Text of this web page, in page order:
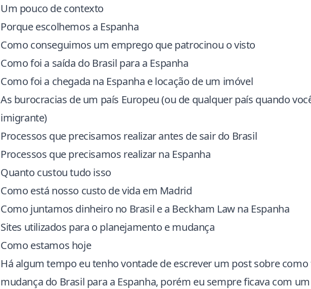
Um pouco de contexto
Porque escolhemos a Espanha
Como conseguimos um emprego que patrocinou o visto
Como foi a saída do Brasil para a Espanha
Como foi a chegada na Espanha e locação de um imóvel
As burocracias de um país Europeu (ou de qualquer país quando
imigrante)
Processos que precisamos realizar antes de sair do Brasil
Processos que precisamos realizar na Espanha
Quanto custou tudo isso
Como está nosso custo de vida em Madrid
Como juntamos dinheiro no Brasil e a Beckham Law na Espanha
Sites utilizados para o planejamento e mudança
Como estamos hoje
Há algum tempo eu tenho vontade de escrever um post sobre
mudança do Brasil para a Espanha, porém eu sempre ficava com